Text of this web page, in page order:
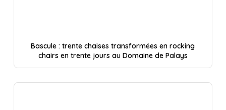
Bascule : trente chaises transformées en rocking
chairs en trente jours au Domaine de Palays